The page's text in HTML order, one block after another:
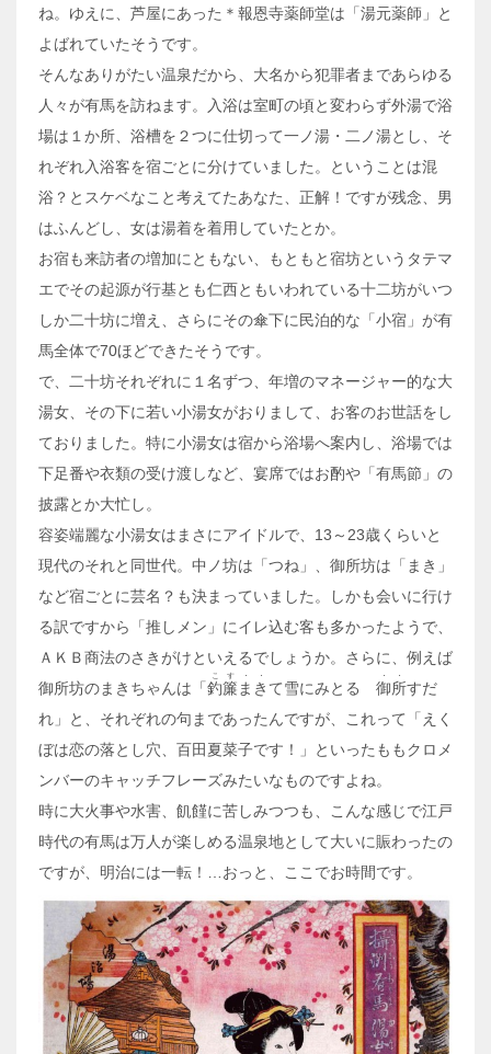
ね。ゆえに、芦屋にあった＊報恩寺薬師堂は「湯元薬師」と
よばれていたそうです。
そんなありがたい温泉だから、大名から犯罪者まであらゆる
人々が有馬を訪ねます。入浴は室町の頃と変わらず外湯で浴
場は１か所、浴槽を２つに仕切って一ノ湯・二ノ湯とし、そ
れぞれ入浴客を宿ごとに分けていました。ということは混
浴？とスケベなこと考えてたあなた、正解！ですが残念、男
はふんどし、女は湯着を着用していたとか。
お宿も来訪者の増加にともない、もともと宿坊というタテマ
エでその起源が行基とも仁西ともいわれている十二坊がいつ
しか二十坊に増え、さらにその傘下に民泊的な「小宿」が有
馬全体で70ほどできたそうです。
で、二十坊それぞれに１名ずつ、年増のマネージャー的な大
湯女、その下に若い小湯女がおりまして、お客のお世話をし
ておりました。特に小湯女は宿から浴場へ案内し、浴場では
下足番や衣類の受け渡しなど、宴席ではお酌や「有馬節」の
披露とか大忙し。
容姿端麗な小湯女はまさにアイドルで、13～23歳くらいと
現代のそれと同世代。中ノ坊は「つね」、御所坊は「まき」
など宿ごとに芸名？も決まっていました。しかも会いに行け
る訳ですから「推しメン」にイレ込む客も多かったようで、
ＡＫＢ商法のさきがけといえるでしょうか。さらに、例えば
御所坊のまきちゃんは「 釣簾まき
こす・・
て雪にみとるゝ 御所
・・
すだ
れ」と、それぞれの句まであったんですが、これって「えく
ぼは恋の落とし穴、百田夏菜子です！」といったももクロメ
ンバーのキャッチフレーズみたいなものですよね。
時に大火事や水害、飢饉に苦しみつつも、こんな感じで江戸
時代の有馬は万人が楽しめる温泉地として大いに賑わったの
ですが、明治には一転！…おっと、ここでお時間です。